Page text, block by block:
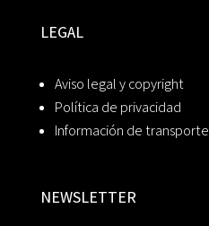
LEGAL
Aviso legal y copyright
Política de privacidad
Información de transporte
NEWSLETTER